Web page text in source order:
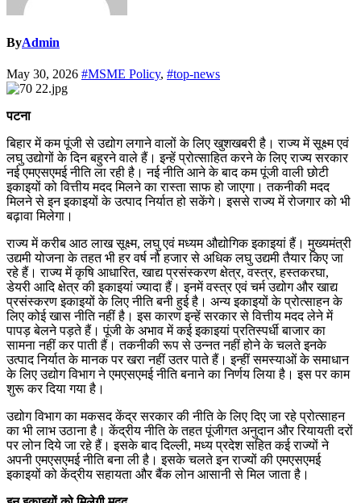
ByAdmin
May 30, 2026 #MSME Policy, #top-news
पटना
बिहार में कम पूंजी से उद्योग लगाने वालों के लिए खुशखबरी है। राज्य में सूक्ष्म एवं
लघु उद्योगों के दिन बहुरने वाले हैं। इन्हें प्रोत्साहित करने के लिए राज्य सरकार
नई एमएसएमई नीति ला रही है। नई नीति आने के बाद कम पूंजी वाली छोटी
इकाइयों को वित्तीय मदद मिलने का रास्ता साफ हो जाएगा। तकनीकी मदद
मिलने से इन इकाइयों के उत्पाद निर्यात हो सकेंगे। इससे राज्य में रोजगार को भी
बढ़ावा मिलेगा।
राज्य में करीब आठ लाख सूक्ष्म, लघु एवं मध्यम औद्योगिक इकाइयां हैं। मुख्यमंत्री
उद्यमी योजना के तहत भी हर वर्ष नौ हजार से अधिक लघु उद्यमी तैयार किए जा
रहे हैं। राज्य में कृषि आधारित, खाद्य प्रसंस्करण क्षेत्र, वस्त्र, हस्तकरघा,
डेयरी आदि क्षेत्र की इकाइयां ज्यादा हैं। इनमें वस्त्र एवं चर्म उद्योग और खाद्य
प्रसंस्करण इकाइयों के लिए नीति बनी हुई है। अन्य इकाइयों के प्रोत्साहन के
लिए कोई खास नीति नहीं है। इस कारण इन्हें सरकार से वित्तीय मदद लेने में
पापड़ बेलने पड़ते हैं। पूंजी के अभाव में कई इकाइयां प्रतिस्पर्धी बाजार का
सामना नहीं कर पाती हैं। तकनीकी रूप से उन्नत नहीं होने के चलते इनके
उत्पाद निर्यात के मानक पर खरा नहीं उतर पाते हैं। इन्हीं समस्याओं के समाधान
के लिए उद्योग विभाग ने एमएसएमई नीति बनाने का निर्णय लिया है। इस पर काम
शुरू कर दिया गया है।
उद्योग विभाग का मकसद केंद्र सरकार की नीति के लिए दिए जा रहे प्रोत्साहन
का भी लाभ उठाना है। केंद्रीय नीति के तहत पूंजीगत अनुदान और रियायती दरों
पर लोन दिये जा रहे हैं। इसके बाद दिल्ली, मध्य प्रदेश सहित कई राज्यों ने
अपनी एमएसएमई नीति बना ली है। इसके चलते इन राज्यों की एमएसएमई
इकाइयों को केंद्रीय सहायता और बैंक लोन आसानी से मिल जाता है।